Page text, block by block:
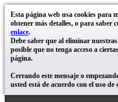
Esta página web usa cookies para
obtener más detalles, o para saber
enlace.
Debe saber que al eliminar
posible que no tenga acceso a
página.
Cerrando este mensaje o
usted está de acuerdo con el uso de